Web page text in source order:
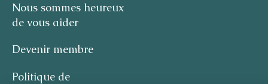
Nous sommes heureux
de vous aider
Devenir membre
Politique de